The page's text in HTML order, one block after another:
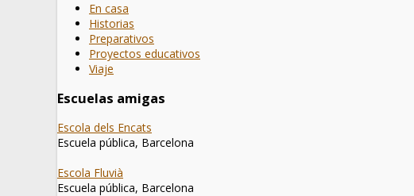
En casa
Historias
Preparativos
Proyectos educativos
Viaje
Escuelas amigas
Escola dels Encats
Escuela pública, Barcelona
Escola Fluvià
Escuela pública, Barcelona